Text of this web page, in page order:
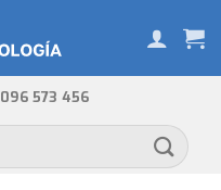
096 573 456